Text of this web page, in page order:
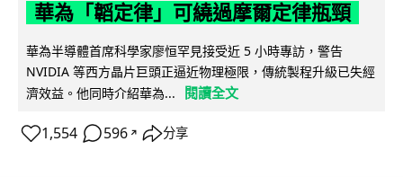
華為「韜定律」可繞過摩爾定律瓶頸
華為半導體首席科學家廖恒罕見接受近 5 小時專訪，警告
NVIDIA 等西方晶片巨頭正逼近物理極限，傳統製程升級已失經
濟效益。他同時介紹華為...
閱讀全文
1,554 596 ↗ 分享